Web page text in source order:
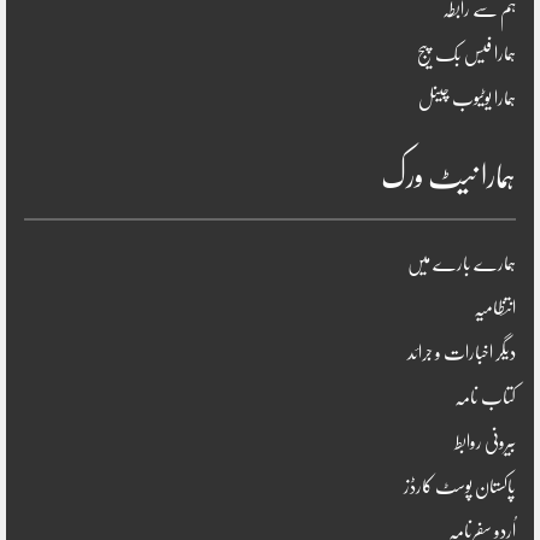
ہم سے رابطہ
ہمارا فیس بک پیج
ہمارا یوٹیوب چینل
ہمارا نیٹ ورک
ہمارے بارے میں
انتظامیہ
دیگر اخبارات و جرائد
کتاب نامہ
بیرونی روابط
پاکستان پوسٹ کارڈز
اُردو سفرنامہ